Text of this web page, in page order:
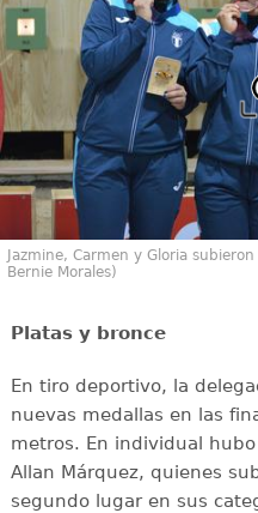
Jazmine, Carmen y Gloria
Bernie Morales)
Platas y bronce
En tiro deportivo, la
nuevas medallas en las
metros. En individual
Allan Márquez, quienes
segundo lugar en sus